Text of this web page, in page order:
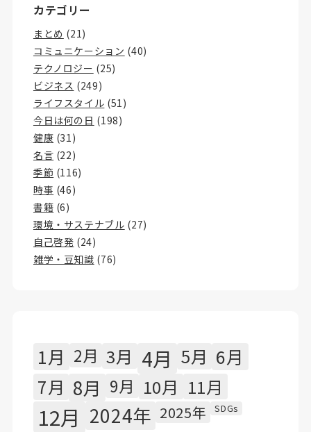
カテゴリー
まとめ (21)
コミュニケーション (40)
テクノロジー (25)
ビジネス (249)
ライフスタイル (51)
今日は何の日 (198)
健康 (31)
名言 (22)
季節 (116)
時事 (46)
書籍 (6)
環境・サステナブル (27)
自己啓発 (24)
雑学・豆知識 (76)
1月 2月 3月 4月 5月 6月
7月 8月 9月 10月 11月
12月 2024年 2025年 SDGs